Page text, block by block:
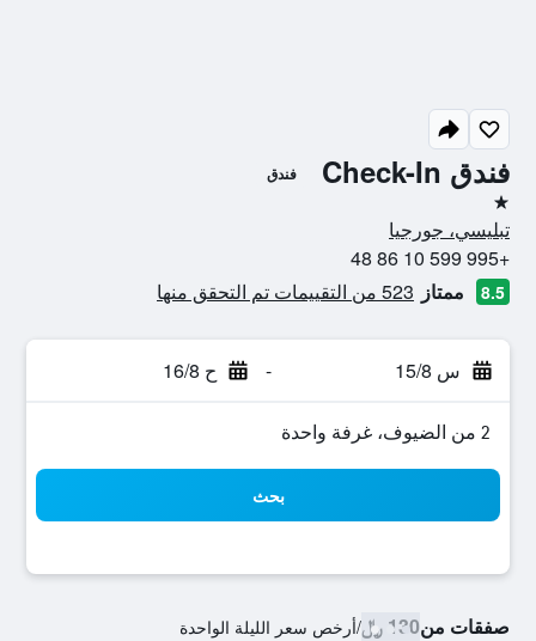
فندق Check-In فندق
نجمة واحدة
تبليسي، جورجيا
+995 599 10 86 48
8.5 ممتاز 523 من التقييمات تم التحقق منها
س 15/8 - ح 16/8
2 من الضيوف، غرفة واحدة
بحث
صفقات من130 ﷼ /أرخص سعر الليلة الواحدة